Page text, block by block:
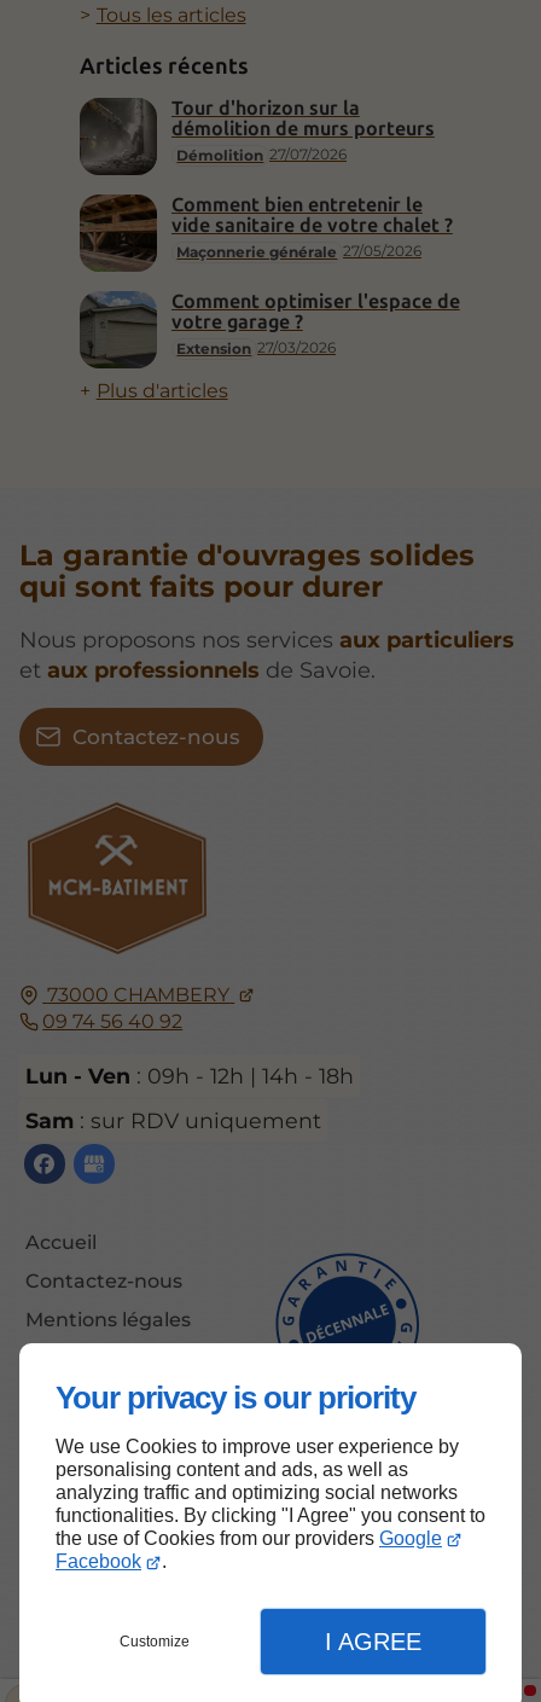
Your privacy is our priority
We use Cookies to improve user experience by
personalising content and ads, as well as
analyzing traffic and optimizing social networks
functionalities. By clicking "I Agree" you consent to
the use of Cookies from our providers Google
Facebook
.
Customize I AGREE
Tous les articles
Articles récents
Démolition 27/07/2026
Tour d'horizon sur la
démolition de murs porteurs
Maçonnerie générale 27/05/2026
Comment bien entretenir le
vide sanitaire de votre chalet ?
Extension 27/03/2026
Comment optimiser l'espace de
votre garage ?
Plus d'articles
73000 CHAMBERY
09 74 56 40 92
Lun - Ven : 09h - 12h | 14h - 18h
Sam : sur RDV uniquement
Accueil
Contactez-nous
Mentions légales
La garantie d'ouvrages solides
qui sont faits pour durer
Nous proposons nos services aux particuliers
et aux professionnels de Savoie.
Contactez-nous
Haut de page